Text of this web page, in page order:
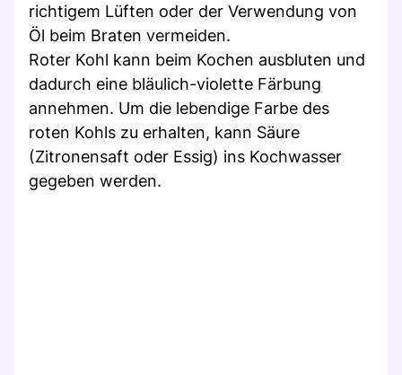
richtigem Lüften oder der Verwendung von
Öl beim Braten vermeiden.
Roter Kohl kann beim Kochen ausbluten und
dadurch eine bläulich-violette Färbung
annehmen. Um die lebendige Farbe des
roten Kohls zu erhalten, kann Säure
(Zitronensaft oder Essig) ins Kochwasser
gegeben werden.